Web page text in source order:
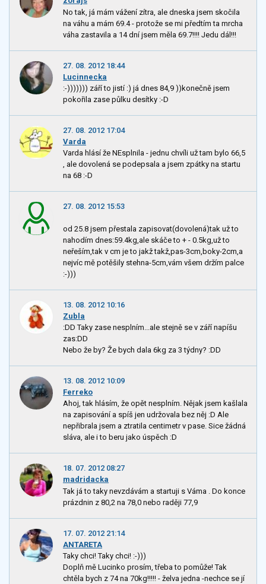
No tak, já mám vážení zítra, ale dneska jsem skočila
na váhu a mám 69.4 - protože se mi předtím ta mrcha
váha zastavila a 14 dní jsem měla 69.7!!!! Jedu dál!!!
27. 08. 2012 18:44
Lucinnecka
:-))))))) září to jistí :) já dnes 84,9 ))konečně jsem
pokořila zase půlku desítky :-D
27. 08. 2012 17:04
Varda
Varda hlásí že NEsplnila - jednu chvíli už tam bylo 66,5
, ale dovolená se podepsala a jsem zpátky na startu
na 68 :-D
27. 08. 2012 15:53
od 25.8 jsem přestala zapisovat(dovolená)tak už to
nahodím dnes:59.4kg,ale skáče to + - 0.5kg,už to
neřeším,tak v cm je to jakž takž,pas-3cm,boky-2cm,a
nejvíc mě potěšily stehna-5cm,vám všem držím palce
:-)))
13. 08. 2012 10:16
Zubla
:DD Taky zase nesplním...ale stejně se v září napíšu
zas:DD
Nebo že by? Že bych dala 6kg za 3 týdny? :DD
13. 08. 2012 10:09
Ferreko
Ahoj, tak hlásím, že opět nesplním. Nějak jsem kašlala
na zapisování a spíš jen udržovala bez něj :D Ale
nepřibrala jsem a ztratila centimetr v pase. Sice žádná
sláva, ale i to beru jako úspěch :D
18. 07. 2012 08:27
madridacka
Tak já to taky nevzdávám a startuji s Váma . Do konce
prázdnin z 80,2 na 78,0 nebo raději 77,9
17. 07. 2012 21:14
ANTARETA
Taky chci! Taky chci! :-)))
Doplň mě Lucinko prosím, třeba to pomůže! Tak
chtěla bych z 74 na 70kg!!!!! - želva jedna -nechce se jí